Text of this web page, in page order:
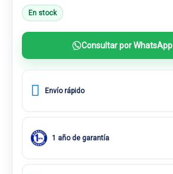
En stock
Consultar por WhatsApp
Envío rápido
1 año de garantía